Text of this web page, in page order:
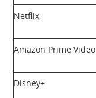
Netflix
Amazon Prime Video
Disney+